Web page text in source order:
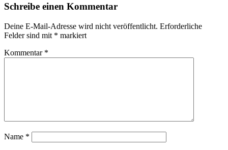
Schreibe einen Kommentar
Deine E-Mail-Adresse wird nicht veröffentlicht. Erforderliche
Felder sind mit * markiert
Kommentar *
Name *